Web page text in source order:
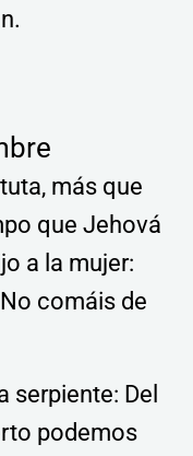
más que
que Jehová
a la mujer:
comáis de
serpiente: Del
podemos